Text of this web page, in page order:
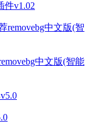
件v1.02
中文版(智能